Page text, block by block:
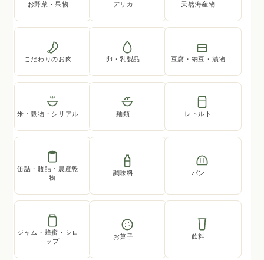
お野菜・果物 デリカ 天然海産物
こだわりのお肉 卵・乳製品 豆腐・納豆・漬物
米・穀物・シリアル 麺類 レトルト
缶詰・瓶詰・農産乾
物
調味料 パン
ジャム・蜂蜜・シロ
ップ
お菓子 飲料